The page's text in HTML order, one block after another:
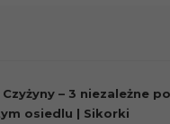
Czyżyny – 3 niezależne
osiedlu | Sikorki